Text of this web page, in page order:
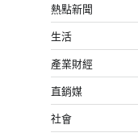
熱點新聞
生活
產業財經
直銷媒
社會